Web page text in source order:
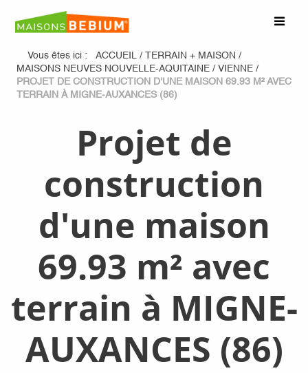
Vous êtes ici : ACCUEIL / TERRAIN + MAISON /
MAISONS NEUVES NOUVELLE-AQUITAINE / VIENNE /
PROJET DE CONSTRUCTION D'UNE MAISON 69.93 M² AVEC
TERRAIN À MIGNE-AUXANCES (86)
Projet de
construction
d'une maison
69.93 m² avec
terrain à MIGNE-
AUXANCES (86)